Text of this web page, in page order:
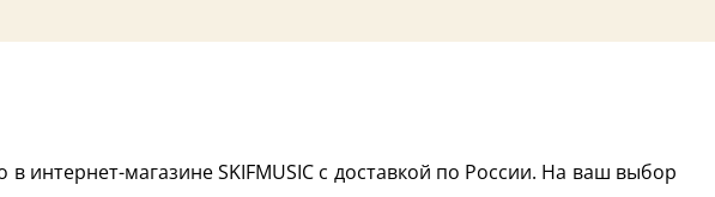
интернет-магазине SKIFMUSIC с доставкой по России. На ваш выбор